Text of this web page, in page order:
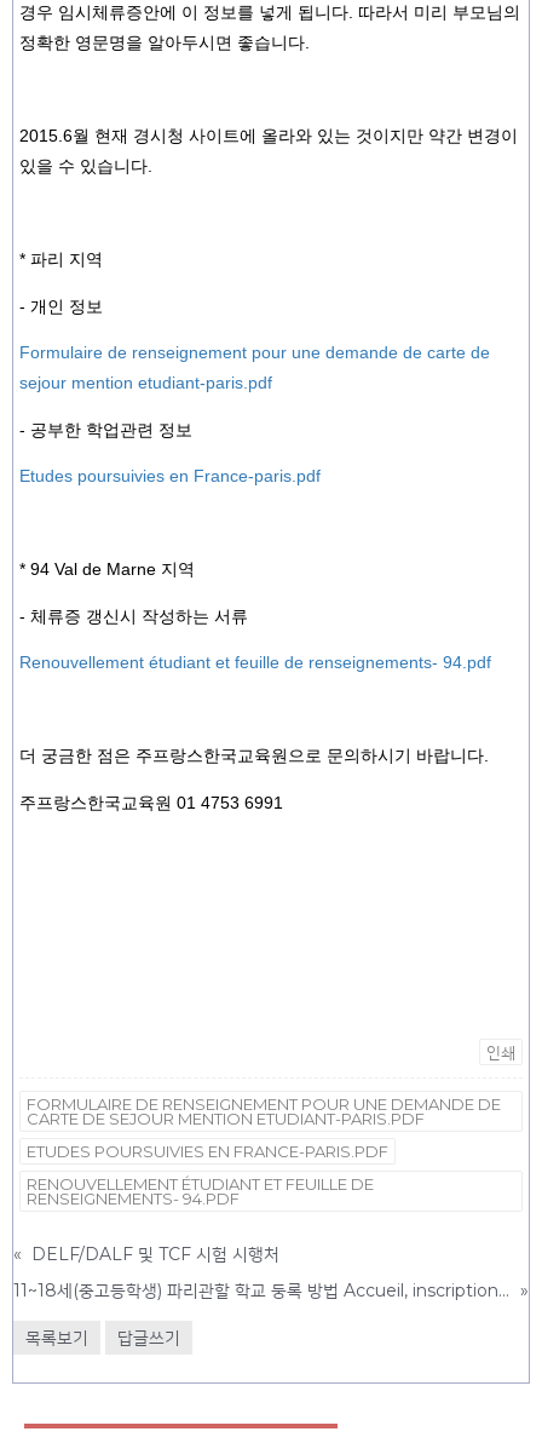
경우 임시체류증안에 이 정보를 넣게 됩니다. 따라서 미리 부모님의
정확한 영문명을 알아두시면 좋습니다.
2015.6월 현재 경시청 사이트에 올라와 있는 것이지만 약간 변경이
있을 수 있습니다.
* 파리 지역
- 개인 정보
Formulaire de renseignement pour une demande de carte de
sejour mention etudiant-paris.pdf
- 공부한 학업관련 정보
Etudes poursuivies en France-paris.pdf
* 94 Val de Marne 지역
- 체류증 갱신시 작성하는 서류
Renouvellement étudiant et feuille de renseignements- 94.pdf
더 궁금한 점은 주프랑스한국교육원으로 문의하시기 바랍니다.
주프랑스한국교육원 01 4753 6991
인쇄
FORMULAIRE DE RENSEIGNEMENT POUR UNE DEMANDE DE
CARTE DE SEJOUR MENTION ETUDIANT-PARIS.PDF
ETUDES POURSUIVIES EN FRANCE-PARIS.PDF
RENOUVELLEMENT ÉTUDIANT ET FEUILLE DE
RENSEIGNEMENTS- 94.PDF
«
DELF/DALF 및 TCF 시험 시행처
11~18세(중고등학생) 파리관할 학교 둥록 방법 Accueil, inscription et scolarisation des élèves nouvellement arrivés en France (collège - lycée) »
목록보기 답글쓰기